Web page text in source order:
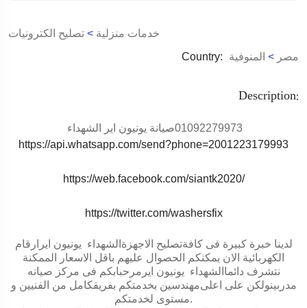
خدمات منزلية > تصليح الكترونيات
Country:
مصر > المنوفية
Description:
صيانة يونيون اير الشهداء01092279973
https://api.whatsapp.com/send?phone=2001223179993
https://web.facebook.com/siantk2020/
https://twitter.com/washersfix
ارقام يونيون اير الشهداء لدينا خبرة كبيرة فى كافةتصليح الاجهزة
الكهربائية الان يمكنكم الحصوال عليهم باقل الاسعار الممكنة
مرحبابكم فى مركز صيانه يونيون اير الشهداء نتشرف دائما
بخدمتكم بفريقكامل من الفنيين و مهندسينمدربينولكن على اعلى
مستوى لخدمتكم.